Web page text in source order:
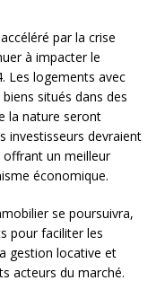
par la crise
à impacter le
Les logements avec
situés dans des
la nature seront
investisseurs devraient
un meilleur
économique.
se poursuivra,
pour faciliter les
gestion locative et
acteurs du marché.